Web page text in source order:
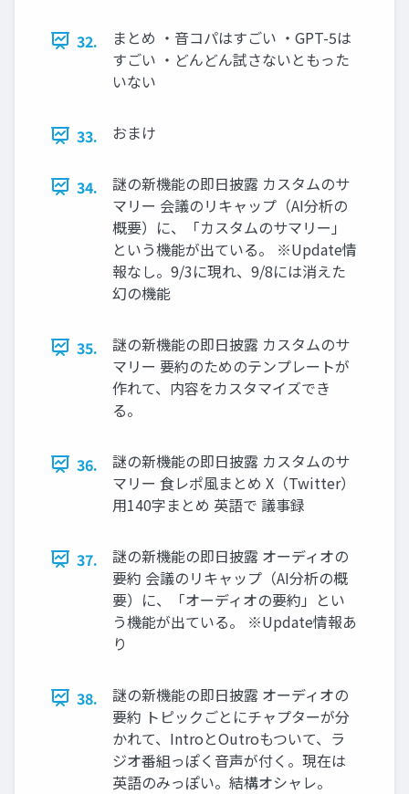
32.
まとめ ・音コパはすごい ・GPT-5は
すごい ・どんどん試さないともった
いない
33. おまけ
34.
謎の新機能の即日披露 カスタムのサ
マリー 会議のリキャップ（AI分析の
概要）に、「カスタムのサマリー」
という機能が出ている。 ※Update情
報なし。9/3に現れ、9/8には消えた
幻の機能
35.
謎の新機能の即日披露 カスタムのサ
マリー 要約のためのテンプレートが
作れて、内容をカスタマイズでき
る。
36.
謎の新機能の即日披露 カスタムのサ
マリー 食レポ風まとめ X（Twitter）
用140字まとめ 英語で 議事録
37.
謎の新機能の即日披露 オーディオの
要約 会議のリキャップ（AI分析の概
要）に、「オーディオの要約」とい
う機能が出ている。 ※Update情報あ
り
38.
謎の新機能の即日披露 オーディオの
要約 トピックごとにチャプターが分
かれて、IntroとOutroもついて、ラ
ジオ番組っぽく音声が付く。現在は
英語のみっぽい。結構オシャレ。